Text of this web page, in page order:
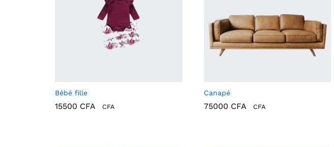
Bébé fille
15500 CFA CFA
Canapé
75000 CFA CFA